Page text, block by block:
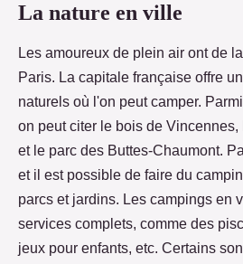
La nature en ville
Les amoureux de plein air ont de
Paris. La capitale française offre
naturels où l'on peut camper.
on peut citer le bois de
et le parc des Buttes-Chaumont.
et il est possible de faire du
parcs et jardins. Les campings en
services complets, comme des
jeux pour enfants, etc. Certains